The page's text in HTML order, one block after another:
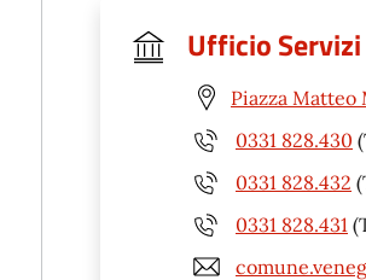
Ufficio
Piazza Matteo
0331 828.430
0331 828.432
0331 828.431